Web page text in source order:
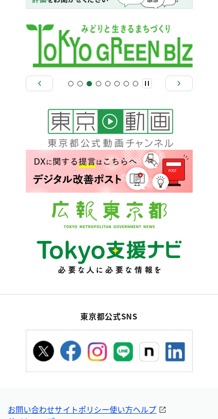
東京都公式SNS
お問い合わせサイトポリシー使い方ヘルプ